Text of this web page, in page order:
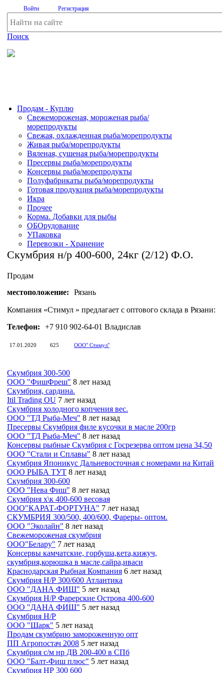
Войти Регистрация
Поиск
Продам - Куплю
Свежемороженая, мороженая рыба/
морепродукты
Свежая, охлажденная рыба/морепродукты
Живая рыба/морепродукты
Вяленая, сушеная рыба/морепродукты
Пресервы рыба/морепродукты
Консервы рыба/морепродукты
Полуфабрикаты рыба/морепродукты
Готовая продукция рыба/морепродукты
Икра
Прочее
Корма. Добавки для рыбы
ОБОрудование
УПаковка
Перевозки - Хранение
Скумбрия н/р 400-600, 24кг (2/12) Ф.О.
Продам
местоположение:
Рязань
Компания «Стимул » предлагает с оптового склада в
Телефон:
+7 910 902-64-01 Владислав
17.01.2020 625 OOO" Стимул"
Скумбрия 300-500
ООО "ФишФреш" 8 лет назад
Скумбрия, сардина.
Itil Trading OU 7 лет назад
Скумбрия холодного копчения вес.
ООО "ТД Рыба-Меч" 8 лет назад
Пресервы Скумбрия филе кусочки в масле 200гр
ООО "ТД Рыба-Меч" 8 лет назад
Консервы рыбные Скумбрия с Госрезерва оптом цена 34,50
ООО "Стали и Сплавы" 8 лет назад
Скумбрия Японикус Дальневосточная с номерами на Китай
ООО РЫБА ТУТ 8 лет назад
Скумбрия 300-600
ООО "Нева Фиш" 8 лет назад
Скумбрия х\к 400-600 весовая
ООО"КАРАТ-ФОРТУНА" 7 лет назад
СКУМБРИЯ 300/500, 400/600, Фареры- оптом.
ООО "Эколайн" 8 лет назад
Свежемороженая скумбрия
ООО"Белару" 7 лет назад
Консервы камчатские, горбуша,кета,кижуч,
скумбрия,корюшка в масле,сайра,иваси
Краснодарская Рыбная Компания 6 лет назад
Скумбрия Н/Р 300/600 Атлантика
ООО "ДАНА ФИШ" 5 лет назад
Скумбрия Н/Р Фарерские Острова 400-600
ООО "ДАНА ФИШ" 5 лет назад
Скумбрия Н/Р
ООО "Шарк" 5 лет назад
Продам скумбрию замороженную опт
ПП Агропостач 2008 5 лет назад
Скумбрия с/м нр ДВ 200-400 в СПб
ООО "Балт-Фиш плюс" 5 лет назад
Скумбрия НР 300 600